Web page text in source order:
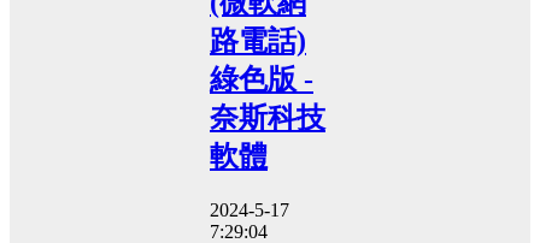
路電話)
綠色版 -
奈斯科技
軟體
2024-5-17
7:29:04